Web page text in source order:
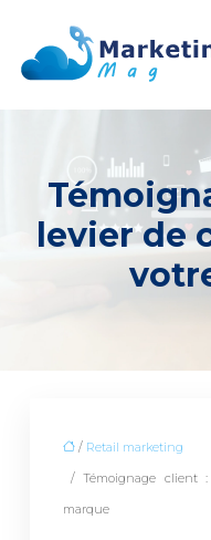
levier de
/ Retail marketing
/ Témoignage client
marque